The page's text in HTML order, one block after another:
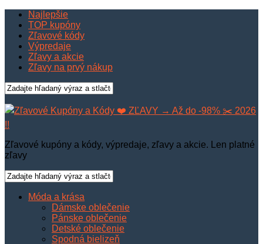
Najlepšie
TOP kupóny
Zľavové kódy
Výpredaje
Zľavy a akcie
Zľavy na prvý nákup
Zľavové kupóny a kódy, výpredaje, zľavy a akcie. Len platné
zľavy
Móda a krása
Dámske oblečenie
Pánske oblečenie
Detské oblečenie
Spodná bielizeň